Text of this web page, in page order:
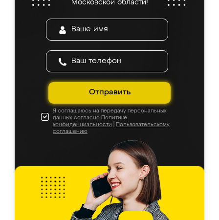
Московской области!
Отправить
Я соглашаюсь на передачу персональных
данных согласно Политике
конфиденциальности
Пользовательскому
соглашению